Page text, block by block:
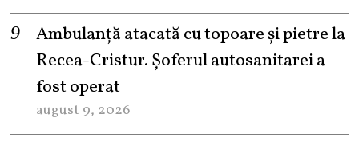
Ambulanță atacată cu topoare și pietre la
Recea-Cristur. Șoferul autosanitarei a
fost operat
august 9, 2026